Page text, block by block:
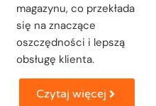
magazynu, co przekłada
się na znaczące
oszczędności i lepszą
obsługę klienta.
Czytaj więcej